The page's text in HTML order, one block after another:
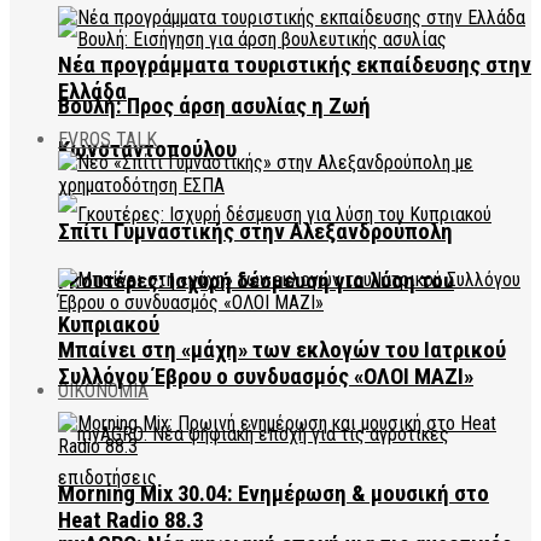
Βουλή: Προς άρση ασυλίας η Ζωή
Κωνσταντοπούλου
Γκουτέρες: Ισχυρή δέσμευση για λύση του
Κυπριακού
ΟΙΚΟΝΟΜΙΑ
Νέα προγράμματα τουριστικής εκπαίδευσης στην
Ελλάδα
EVROS TALK
Σπίτι Γυμναστικής στην Αλεξανδρούπολη
Μπαίνει στη «μάχη» των εκλογών του Ιατρικού
Συλλόγου Έβρου ο συνδυασμός «ΟΛΟΙ ΜΑΖΙ»
Morning Mix 30.04: Ενημέρωση & μουσική στο
Heat Radio 88.3